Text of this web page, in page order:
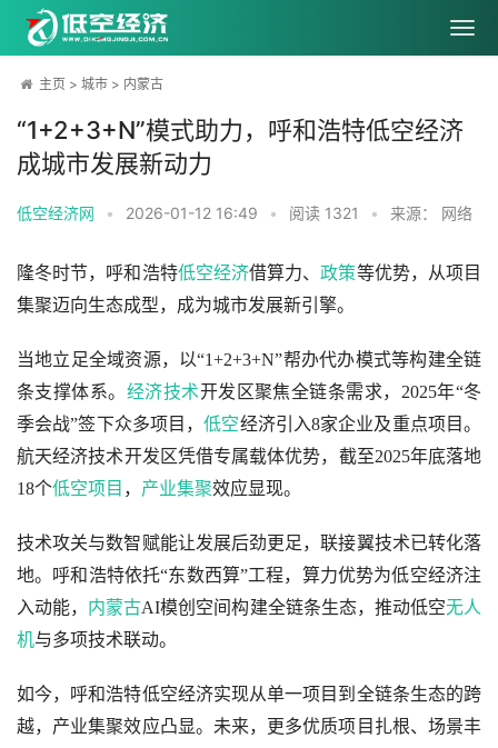
主页 > 城市 > 内蒙古
“1+2+3+N”模式助力，呼和浩特低空经济
成城市发展新动力
低空经济网 • 2026-01-12 16:49 • 阅读 1321 • 来源： 网络
隆冬时节，呼和浩特低空经济借算力、政策等优势，从项目
集聚迈向生态成型，成为城市发展新引擎。
当地立足全域资源，以“1+2+3+N”帮办代办模式等构建全链
条支撑体系。 经济技术开发区聚焦全链条需求，2025年“冬
季会战”签下众多项目，低空经济引入8家企业及重点项目。
航天经济技术开发区凭借专属载体优势，截至2025年底落地
18个低空项目 ， 产业集聚效应显现。
技术攻关与数智赋能让发展后劲更足，联接翼技术已转化落
地。呼和浩特依托“东数西算”工程，算力优势为低空经济注
入动能， 内蒙古AI模创空间构建全链条生态，推动低空无人
机与多项技术联动。
如今，呼和浩特低空经济实现从单一项目到全链条生态的跨
越，产业集聚效应凸显。未来，更多优质项目扎根、场景丰